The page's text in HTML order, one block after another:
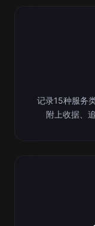
记录15种服务
附上收据、